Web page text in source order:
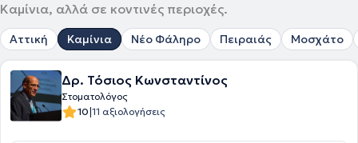
Καμίνια, αλλά σε κοντινές περιοχές.
Αττική Καμίνια Νέο Φάληρο Πειραιάς Μοσχάτο
Δρ. Τόσιος Κωνσταντίνος
Στοματολόγος
10|11 αξιολογήσεις